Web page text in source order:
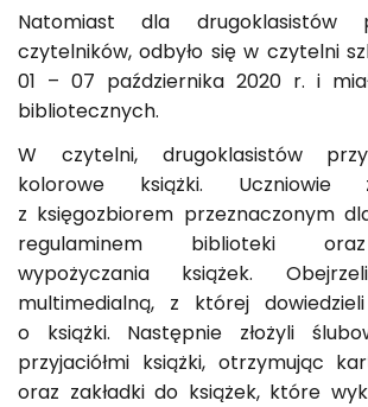
Natomiast dla drugoklasistów
czytelników, odbyło się w czytelni
01 – 07 października 2020 r. i
bibliotecznych.
W czytelni, drugoklasistów
kolorowe książki. Uczniowie
z księgozbiorem przeznaczonym
regulaminem biblioteki
wypożyczania książek.
multimedialną, z której
o książki. Następnie złożyli
przyjaciółmi książki, otrzymując
oraz zakładki do książek, które